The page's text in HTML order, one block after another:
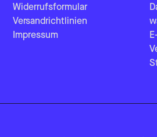
Widerrufsformular
Versandrichtlinien
Impressum